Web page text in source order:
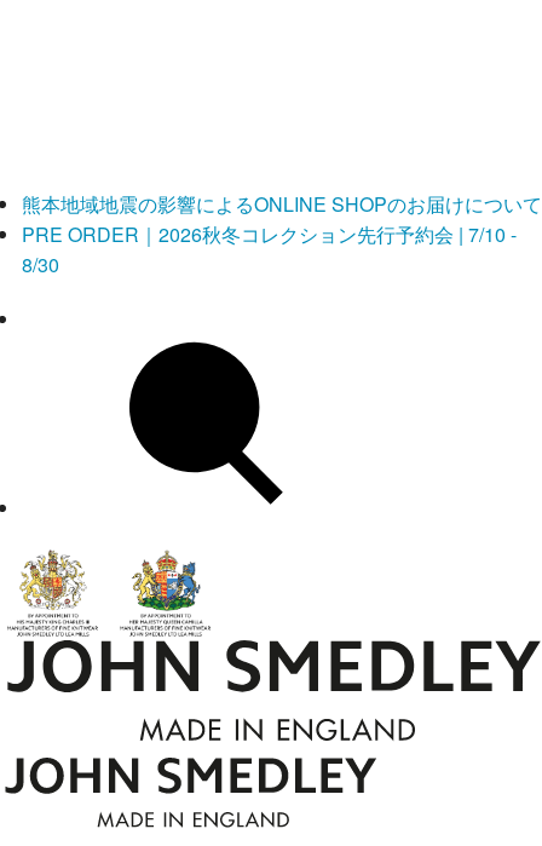
熊本地域地震の影響によるONLINE SHOPのお届けについて
PRE ORDER｜2026秋冬コレクション先行予約会 | 7/10 -
8/30